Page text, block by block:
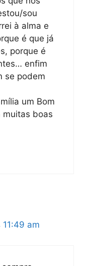
sou
à alma e
é que já
porque é
enfim
se podem
um Bom
muitas boas
am